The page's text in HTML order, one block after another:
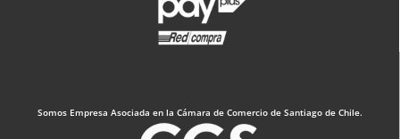
Somos Empresa Asociada en la Cámara de Comercio de Santiago de Chile.